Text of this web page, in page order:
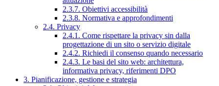
2.3.7. Obiettivi accessibilità
2.3.8. Normativa e approfondimenti
2.4. Privacy
2.4.1. Come rispettare la privacy sin dalla
progettazione di un sito o servizio digitale
2.4.2. Richiedi il consenso quando necessario
2.4.3. Le basi del sito web: architettura,
informativa privacy, riferimenti DPO
3. Pianificazione, gestione e strategia